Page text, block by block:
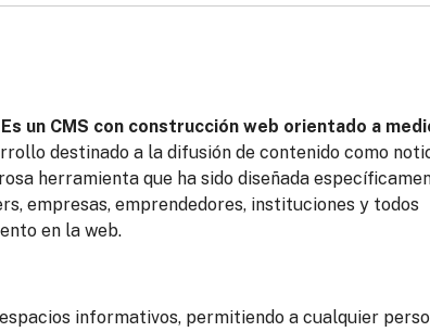
un CMS con construcción web orientado a
destinado a la difusión de contenido como
herramienta que ha sido diseñada
empresas, emprendedores, instituciones y todos
en la web.
informativos, permitiendo a cualquier